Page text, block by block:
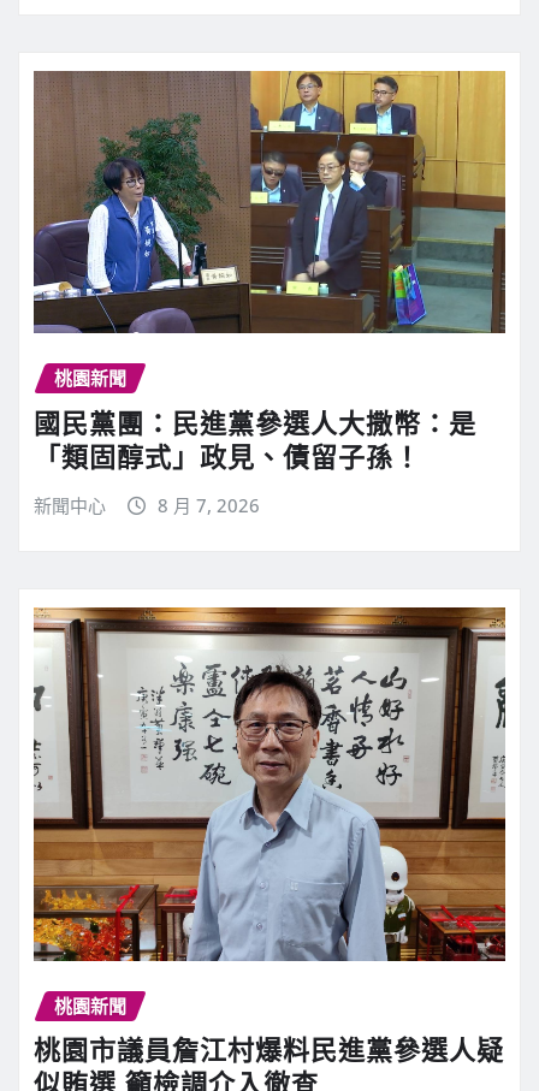
桃園新聞
國民黨團：民進黨參選人大撒幣：是
「類固醇式」政見、債留子孫！
新聞中心 8 月 7, 2026
桃園新聞
桃園市議員詹江村爆料民進黨參選人疑
似賄選 籲檢調介入徹查